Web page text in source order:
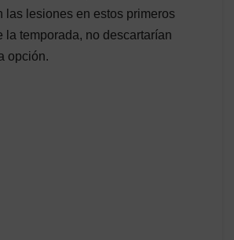
las lesiones en estos primeros
la temporada, no descartarían
opción.